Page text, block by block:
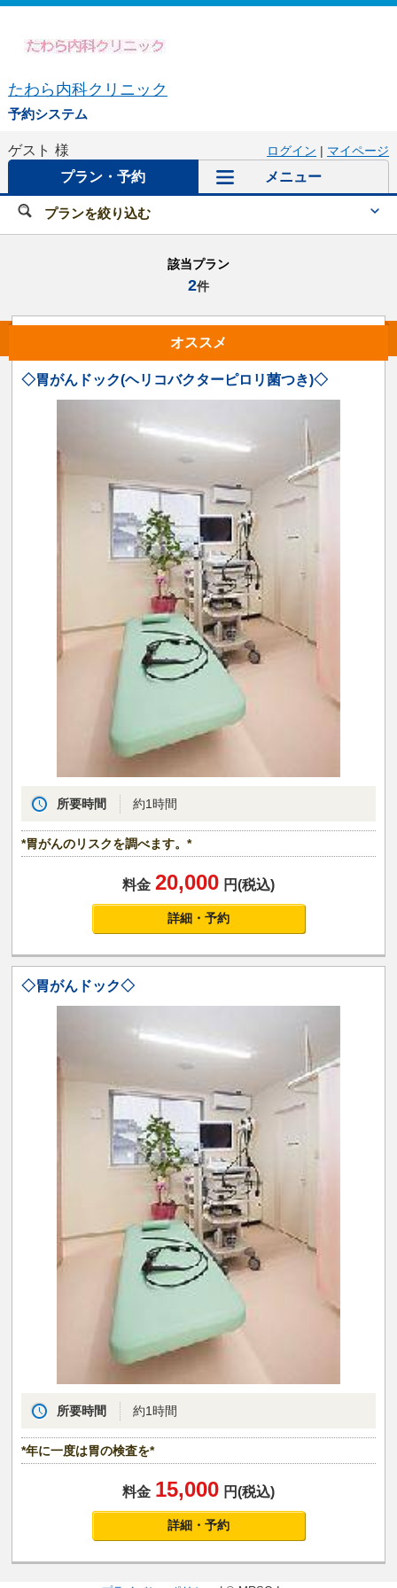
たわら内科クリニック
予約システム
ゲスト 様 ログイン | マイページ
プラン・予約 メニュー
プランを絞り込む
該当プラン
2件
オススメ
◇胃がんドック(ヘリコバクターピロリ菌つき)◇
所要時間 約1時間
*胃がんのリスクを調べます。*
料金 20,000 円(税込)
詳細・予約
◇胃がんドック◇
所要時間 約1時間
*年に一度は胃の検査を*
料金 15,000 円(税込)
詳細・予約